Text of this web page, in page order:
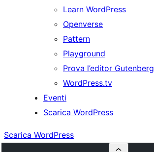
Learn WordPress
Openverse
Pattern
Playground
Prova l’editor Gutenberg
WordPress.tv
Eventi
Scarica WordPress
Scarica WordPress